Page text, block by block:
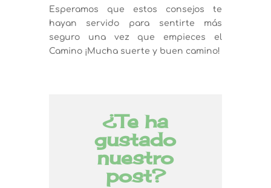
Esperamos que estos consejos te
hayan servido para sentirte más
seguro una vez que empieces el
Camino ¡Mucha suerte y buen camino!
¿Te ha
gustado
nuestro
post?